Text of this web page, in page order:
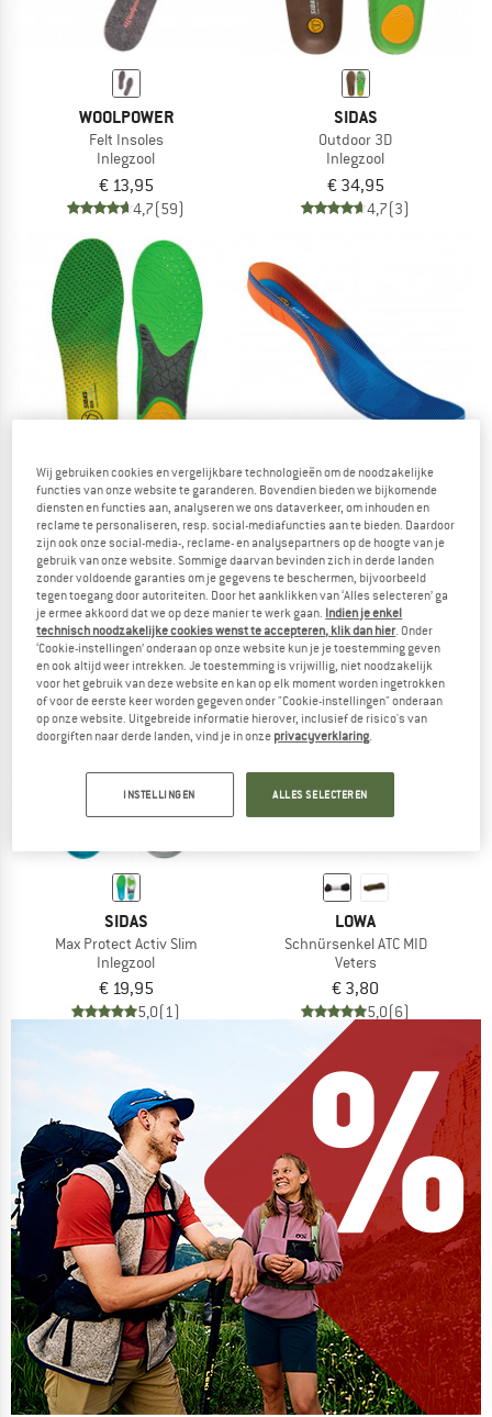
WOOLPOWER
Felt Insoles
Inlegzool
€ 13,95
4,7(59)
SIDAS
Outdoor 3D
Inlegzool
€ 34,95
4,7(3)
SIDAS
3D Run Sense V2
Inlegzool
€ 34,95
5,0(3)
SIDAS
Cushioning Gel 3D
Inlegzool
€ 34,95
5,0(1)
SIDAS
Max Protect Activ Slim
Inlegzool
€ 19,95
5,0(1)
LOWA
Schnürsenkel ATC MID
Veters
€ 3,80
5,0(6)
Wij gebruiken cookies en vergelijkbare technologieën om de noodzakelijke
functies van onze website te garanderen. Bovendien bieden we bijkomende
diensten en functies aan, analyseren we ons dataverkeer, om inhouden en
reclame te personaliseren, resp. social-mediafuncties aan te bieden. Daardoor
zijn ook onze social-media-, reclame- en analysepartners op de hoogte van je
gebruik van onze website. Sommige daarvan bevinden zich in derde landen
zonder voldoende garanties om je gegevens te beschermen, bijvoorbeeld
tegen toegang door autoriteiten. Door het aanklikken van ‘Alles selecteren’ ga
je ermee akkoord dat we op deze manier te werk gaan. Indien je enkel
technisch noodzakelijke cookies wenst te accepteren, klik dan hier . Onder
‘Cookie-instellingen’ onderaan op onze website kun je je toestemming geven
en ook altijd weer intrekken. Je toestemming is vrijwillig, niet noodzakelijk
voor het gebruik van deze website en kan op elk moment worden ingetrokken
of voor de eerste keer worden gegeven onder "Cookie-instellingen" onderaan
op onze website. Uitgebreide informatie hierover, inclusief de risico's van
doorgiften naar derde landen, vind je in onze privacyverklaring
INSTELLINGEN ALLES SELECTEREN